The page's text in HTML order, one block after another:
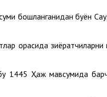
бошланганидан буён
орасида
1445 Ҳаж мавсумида